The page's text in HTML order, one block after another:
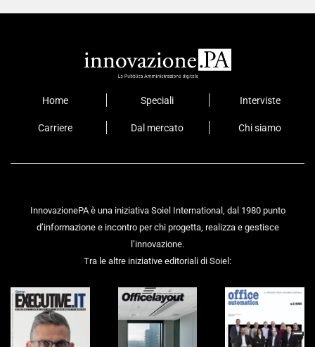
Home Speciali Interviste
Carriere Dal mercato Chi siamo
InnovazionePA è una iniziativa Soiel International, dal 1980 punto
d’informazione e incontro per chi progetta, realizza e gestisce
l’innovazione.
Tra le altre iniziative editoriali di Soiel: